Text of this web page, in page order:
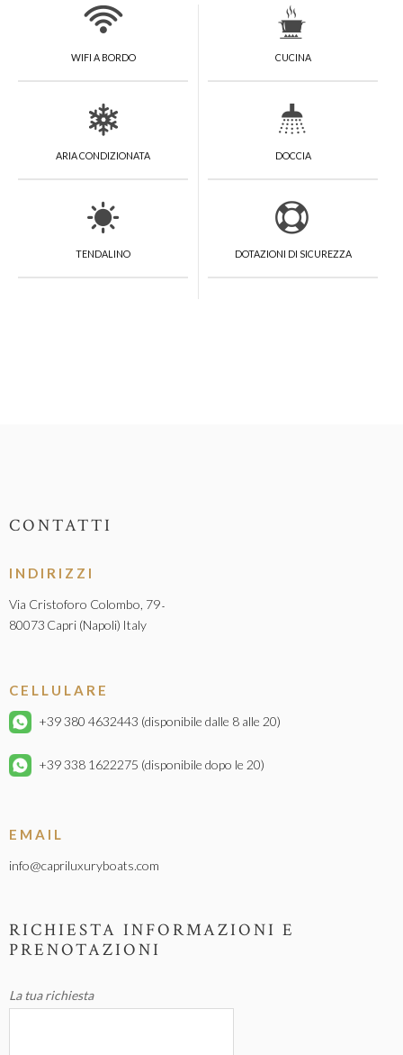
WIFI A BORDO CUCINA
ARIA CONDIZIONATA DOCCIA
TENDALINO DOTAZIONI DI SICUREZZA
CONTATTI
INDIRIZZI
Via Cristoforo Colombo, 79-
80073 Capri (Napoli) Italy
CELLULARE
+39 380 4632443 (disponibile dalle 8 alle 20)
+39 338 1622275 (disponibile dopo le 20)
EMAIL
info@capriluxuryboats.com
RICHIESTA INFORMAZIONI E
PRENOTAZIONI
La tua richiesta